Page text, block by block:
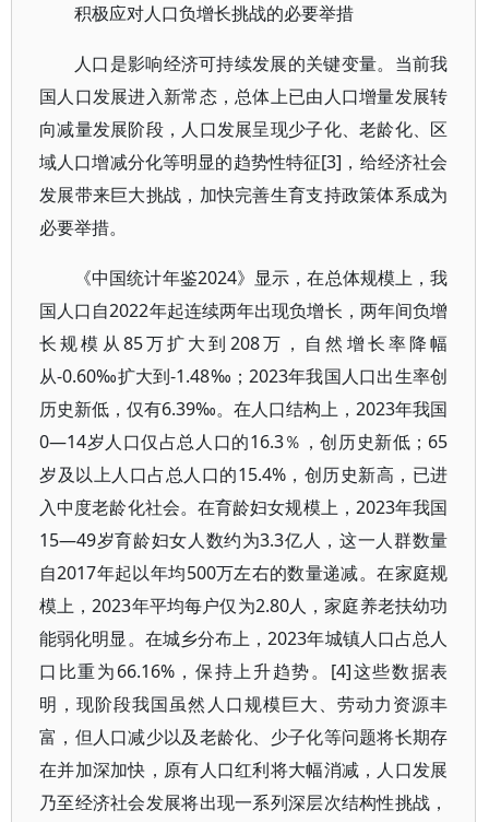
积极应对人口负增长挑战的必要举措
人口是影响经济可持续发展的关键变量。当前我
国人口发展进入新常态，总体上已由人口增量发展转
向减量发展阶段，人口发展呈现少子化、老龄化、区
域人口增减分化等明显的趋势性特征[3]，给经济社会
发展带来巨大挑战，加快完善生育支持政策体系成为
必要举措。
《中国统计年鉴2024》显示，在总体规模上，我
国人口自2022年起连续两年出现负增长，两年间负增
长规模从85万扩大到208万，自然增长率降幅
从-0.60‰扩大到-1.48‰；2023年我国人口出生率创
历史新低，仅有6.39‰。在人口结构上，2023年我国
0—14岁人口仅占总人口的16.3％，创历史新低；65
岁及以上人口占总人口的15.4%，创历史新高，已进
入中度老龄化社会。在育龄妇女规模上，2023年我国
15—49岁育龄妇女人数约为3.3亿人，这一人群数量
自2017年起以年均500万左右的数量递减。在家庭规
模上，2023年平均每户仅为2.80人，家庭养老扶幼功
能弱化明显。在城乡分布上，2023年城镇人口占总人
口比重为66.16%，保持上升趋势。[4]这些数据表
明，现阶段我国虽然人口规模巨大、劳动力资源丰
富，但人口减少以及老龄化、少子化等问题将长期存
在并加深加快，原有人口红利将大幅消减，人口发展
乃至经济社会发展将出现一系列深层次结构性挑战，